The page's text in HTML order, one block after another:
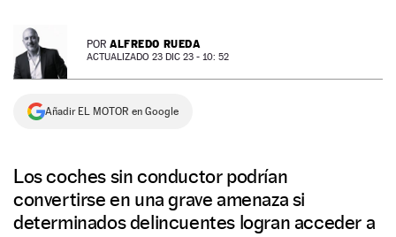
PREMIOS
SERVICIOS
POR ALFREDO RUEDA
ACTUALIZADO 23 DIC 23 - 10: 52
Añadir EL MOTOR en Google
Los coches sin conductor podrían
convertirse en una grave amenaza si
determinados delincuentes logran acceder a